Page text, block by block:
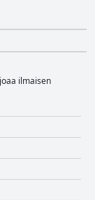
ilmaisen